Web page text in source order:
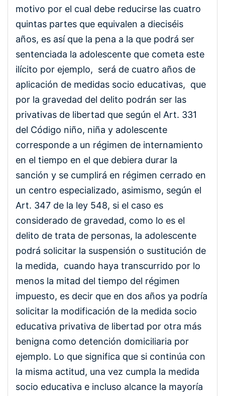
motivo por el cual debe reducirse las cuatro
quintas partes que equivalen a dieciséis
años, es así que la pena a la que podrá ser
sentenciada la adolescente que cometa este
ilícito por ejemplo, será de cuatro años de
aplicación de medidas socio educativas, que
por la gravedad del delito podrán ser las
privativas de libertad que según el Art. 331
del Código niño, niña y adolescente
corresponde a un régimen de internamiento
en el tiempo en el que debiera durar la
sanción y se cumplirá en régimen cerrado en
un centro especializado, asimismo, según el
Art. 347 de la ley 548, si el caso es
considerado de gravedad, como lo es el
delito de trata de personas, la adolescente
podrá solicitar la suspensión o sustitución de
la medida, cuando haya transcurrido por lo
menos la mitad del tiempo del régimen
impuesto, es decir que en dos años ya podría
solicitar la modificación de la medida socio
educativa privativa de libertad por otra más
benigna como detención domiciliaria por
ejemplo. Lo que significa que si continúa con
la misma actitud, una vez cumpla la medida
socio educativa e incluso alcance la mayoría